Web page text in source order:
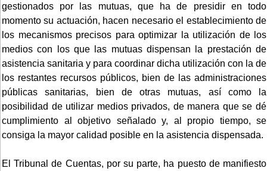
gestionados por las mutuas, que ha de presidir en todo
momento su actuación, hacen necesario el establecimiento de
los mecanismos precisos para optimizar la utilización de los
medios con los que las mutuas dispensan la prestación de
asistencia sanitaria y para coordinar dicha utilización con la de
los restantes recursos públicos, bien de las administraciones
públicas sanitarias, bien de otras mutuas, así como la
posibilidad de utilizar medios privados, de manera que se dé
cumplimiento al objetivo señalado y, al propio tiempo, se
consiga la mayor calidad posible en la asistencia dispensada.
El Tribunal de Cuentas, por su parte, ha puesto de manifiesto